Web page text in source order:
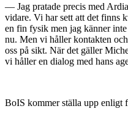
— Jag pratade precis med
vidare. Vi har sett att det finns
en fin fysik men jag känner
nu. Men vi håller kontakten
oss på sikt. När det gäller
vi håller en dialog med hans
BoIS kommer ställa upp enligt